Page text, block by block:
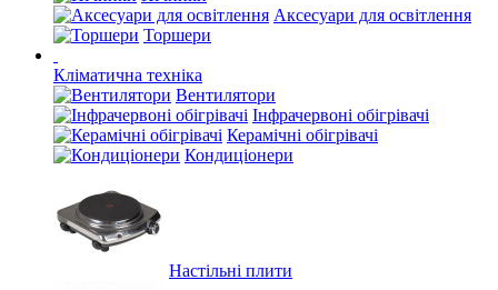
Аксесуари для освітлення
Торшери
Кліматична техніка
Вентилятори
Інфрачервоні обігрівачі
Керамічні обігрівачі
Кондиціонери
Настільні плити